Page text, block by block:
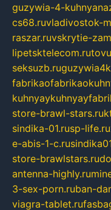
guzywia-4-
cs68.ruvladivostok-
raszar.ruvskrytie-
lipetsktelecom.ru
seksuzb.ru
store-brawl-stars.ru
sindika-01.rusp-life.ru
e-abis-1-c.ru
store-brawlstars.ru
antenna-highly.ru
3-sex-porn.ruban-
viagra-tablet.ru